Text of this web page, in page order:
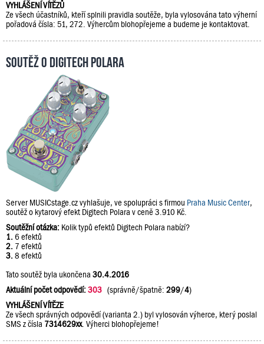
VYHLÁŠENÍ VÍTĚZŮ
Ze všech účastníků, kteří splnili pravidla soutěže, byla vylosována tato výherní
pořadová čísla: 51, 272. Výhercům blohopřejeme a budeme je kontaktovat.
Soutěž o Digitech Polara
Server MUSICstage.cz vyhlašuje, ve spolupráci s firmou Praha Music Center,
soutěž o kytarový efekt Digitech Polara v ceně 3.910 Kč.
Soutěžní otázka: Kolik typů efektů Digitech Polara nabízí?
1. 6 efektů
2. 7 efektů
3. 8 efektů
Tato soutěž byla ukončena 30.4.2016
Aktuální počet odpovědí:303 (správně/špatně: 299/4)
VYHLÁŠENÍ VÍTĚZE
Ze všech správných odpovědí (varianta 2.) byl vylosován výherce, který poslal
SMS z čísla 7314629xx. Výherci blohopřejeme!